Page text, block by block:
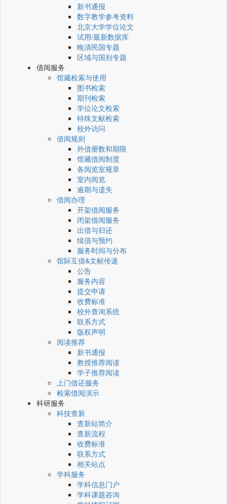
新书通报
数字教学参考资料
北京大学学位论文
试用/最新数据库
晚清民国专题
区域与国别专题
借阅服务
馆藏检索与使用
图书检索
期刊检索
学位论文检索
特殊文献检索
校外访问
借阅规则
外借册数和期限
馆藏借阅制度
各阅览室规章
室内阅览
逾期与遗失
借阅办理
开架借阅服务
闭架借阅服务
出借与归还
续借与预约
服务时间与分布
馆际互借&文献传递
公告
服务内容
提交申请
收费标准
校外查询系统
联系方式
版权声明
阅读推荐
新书通报
教授推荐阅读
学子推荐阅读
上门借还服务
检索借阅演示
科研服务
科技查新
查新站简介
查新流程
收费标准
联系方式
相关站点
学科服务
学科信息门户
学科课题咨询